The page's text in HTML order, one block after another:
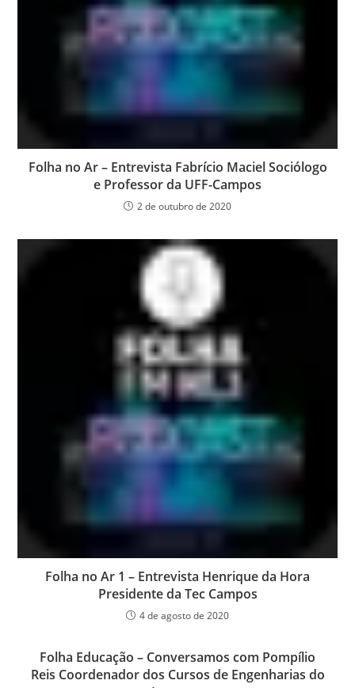
Folha no Ar – Entrevista Fabrício Maciel Sociólogo
e Professor da UFF-Campos
2 de outubro de 2020
Folha no Ar 1 – Entrevista Henrique da Hora
Presidente da Tec Campos
4 de agosto de 2020
Folha Educação – Conversamos com Pompílio
Reis Coordenador dos Cursos de Engenharias do